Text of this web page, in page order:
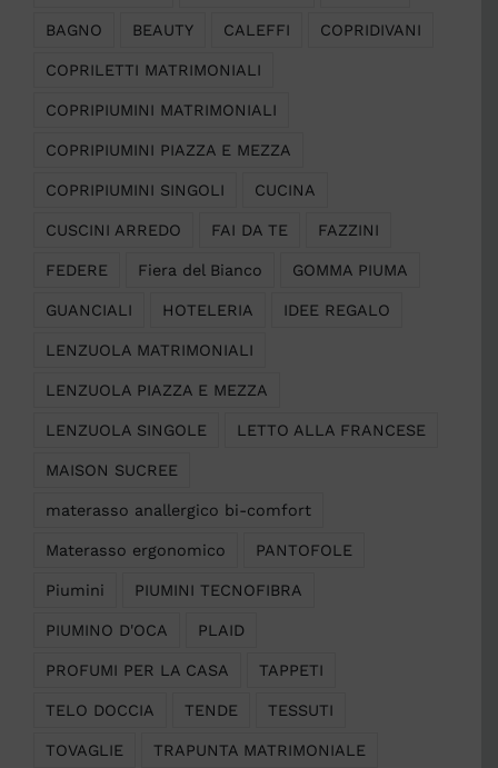
BAGNO BEAUTY CALEFFI COPRIDIVANI
COPRILETTI MATRIMONIALI
COPRIPIUMINI MATRIMONIALI
COPRIPIUMINI PIAZZA E MEZZA
COPRIPIUMINI SINGOLI CUCINA
CUSCINI ARREDO FAI DA TE FAZZINI
FEDERE Fiera del Bianco GOMMA PIUMA
GUANCIALI HOTELERIA IDEE REGALO
LENZUOLA MATRIMONIALI
LENZUOLA PIAZZA E MEZZA
LENZUOLA SINGOLE LETTO ALLA FRANCESE
MAISON SUCREE
materasso anallergico bi-comfort
Materasso ergonomico PANTOFOLE
Piumini PIUMINI TECNOFIBRA
PIUMINO D'OCA PLAID
PROFUMI PER LA CASA TAPPETI
TELO DOCCIA TENDE TESSUTI
TOVAGLIE TRAPUNTA MATRIMONIALE